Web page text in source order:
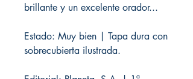
brillante y un excelente orador...
Estado: Muy bien | Tapa dura con
sobrecubierta ilustrada.